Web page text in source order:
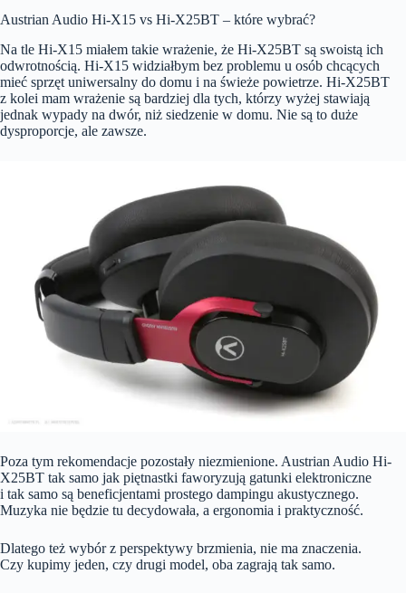
Austrian Audio Hi-X15 vs Hi-X25BT – które wybrać?
Na tle Hi-X15 miałem takie wrażenie, że Hi-X25BT są swoistą ich
odwrotnością. Hi-X15 widziałbym bez problemu u osób chcących
mieć sprzęt uniwersalny do domu i na świeże powietrze. Hi-X25BT
z kolei mam wrażenie są bardziej dla tych, którzy wyżej stawiają
jednak wypady na dwór, niż siedzenie w domu. Nie są to duże
dysproporcje, ale zawsze.
Poza tym rekomendacje pozostały niezmienione. Austrian Audio Hi-
X25BT tak samo jak piętnastki faworyzują gatunki elektroniczne
i tak samo są beneficjentami prostego dampingu akustycznego.
Muzyka nie będzie tu decydowała, a ergonomia i praktyczność.
Dlatego też wybór z perspektywy brzmienia, nie ma znaczenia.
Czy kupimy jeden, czy drugi model, oba zagrają tak samo.